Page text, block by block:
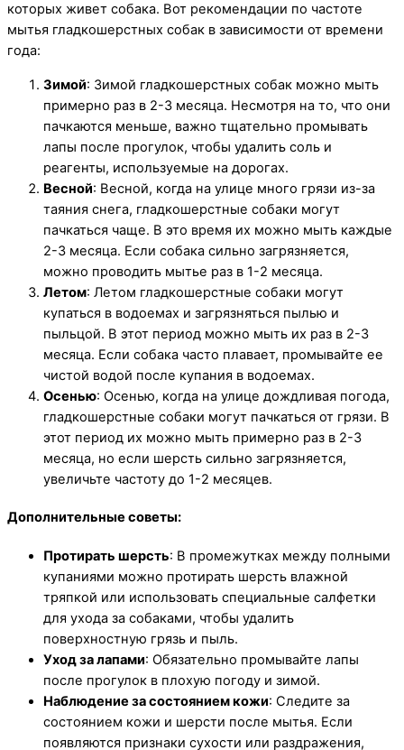
которых живет собака. Вот рекомендации по частоте
мытья гладкошерстных собак в зависимости от времени
года:
Зимой: Зимой гладкошерстных собак можно мыть
примерно раз в 2-3 месяца. Несмотря на то, что они
пачкаются меньше, важно тщательно промывать
лапы после прогулок, чтобы удалить соль и
реагенты, используемые на дорогах.
Весной: Весной, когда на улице много грязи из-за
таяния снега, гладкошерстные собаки могут
пачкаться чаще. В это время их можно мыть каждые
2-3 месяца. Если собака сильно загрязняется,
можно проводить мытье раз в 1-2 месяца.
Летом: Летом гладкошерстные собаки могут
купаться в водоемах и загрязняться пылью и
пыльцой. В этот период можно мыть их раз в 2-3
месяца. Если собака часто плавает, промывайте ее
чистой водой после купания в водоемах.
Осенью: Осенью, когда на улице дождливая погода,
гладкошерстные собаки могут пачкаться от грязи. В
этот период их можно мыть примерно раз в 2-3
месяца, но если шерсть сильно загрязняется,
увеличьте частоту до 1-2 месяцев.
Дополнительные советы:
Протирать шерсть: В промежутках между полными
купаниями можно протирать шерсть влажной
тряпкой или использовать специальные салфетки
для ухода за собаками, чтобы удалить
поверхностную грязь и пыль.
Уход за лапами: Обязательно промывайте лапы
после прогулок в плохую погоду и зимой.
Наблюдение за состоянием кожи: Следите за
состоянием кожи и шерсти после мытья. Если
появляются признаки сухости или раздражения,